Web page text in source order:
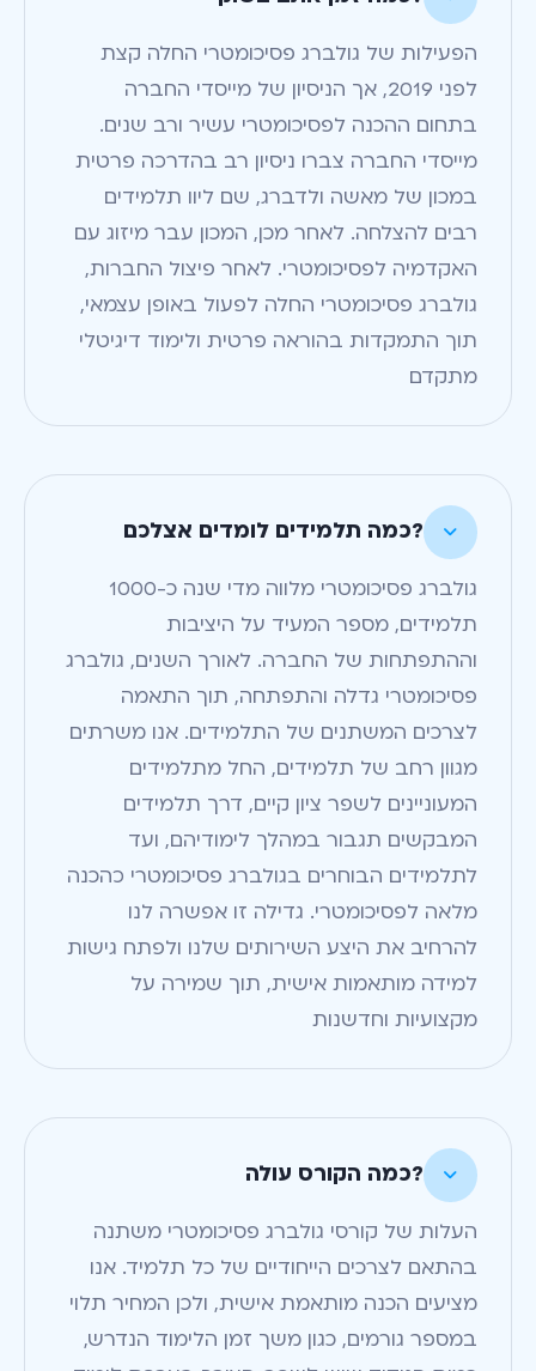
הפעילות של גולברג פסיכומטרי החלה קצת
לפני 2019, אך הניסיון של מייסדי החברה
בתחום ההכנה לפסיכומטרי עשיר ורב שנים.
מייסדי החברה צברו ניסיון רב בהדרכה פרטית
במכון של מאשה ולדברג, שם ליוו תלמידים
רבים להצלחה. לאחר מכן, המכון עבר מיזוג עם
האקדמיה לפסיכומטרי. לאחר פיצול החברות,
גולברג פסיכומטרי החלה לפעול באופן עצמאי,
תוך התמקדות בהוראה פרטית ולימוד דיגיטלי
מתקדם
?כמה תלמידים לומדים אצלכם 
גולברג פסיכומטרי מלווה מדי שנה כ-1000
תלמידים, מספר המעיד על היציבות
וההתפתחות של החברה. לאורך השנים, גולברג
פסיכומטרי גדלה והתפתחה, תוך התאמה
לצרכים המשתנים של התלמידים. אנו משרתים
מגוון רחב של תלמידים, החל מתלמידים
המעוניינים לשפר ציון קיים, דרך תלמידים
המבקשים תגבור במהלך לימודיהם, ועד
לתלמידים הבוחרים בגולברג פסיכומטרי כהכנה
מלאה לפסיכומטרי. גדילה זו אפשרה לנו
להרחיב את היצע השירותים שלנו ולפתח גישות
למידה מותאמות אישית, תוך שמירה על
מקצועיות וחדשנות
?כמה הקורס עולה 
העלות של קורסי גולברג פסיכומטרי משתנה
בהתאם לצרכים הייחודיים של כל תלמיד. אנו
מציעים הכנה מותאמת אישית, ולכן המחיר תלוי
במספר גורמים, כגון משך זמן הלימוד הנדרש,